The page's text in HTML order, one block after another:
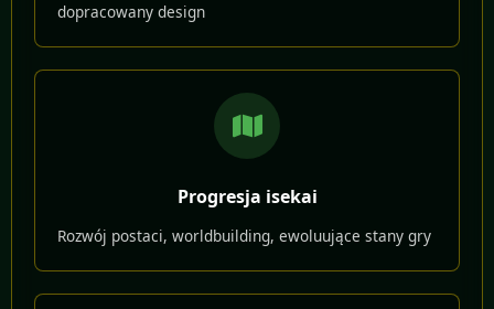
dopracowany design
Progresja isekai
Rozwój postaci, worldbuilding, ewoluujące stany gry